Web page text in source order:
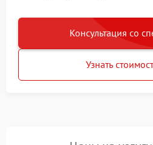
Консультация со
Узнать